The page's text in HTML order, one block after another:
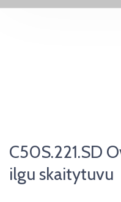
C50S.221.SD
ilgu skaitytuvu